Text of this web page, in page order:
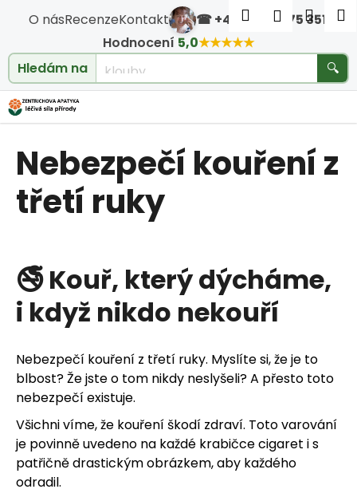
O násRecenzeKontakt ☎ +420 604 475 351
Hodnocení 5,0★★★★★
Hledám na
cholesterol 🔍
Hledat
Nebezpečí kouření z
třetí ruky
🚭 Kouř, který dýcháme,
i když nikdo nekouří
Nebezpečí kouření z třetí ruky. Myslíte si, že je to
blbost? Že jste o tom nikdy neslyšeli? A přesto toto
nebezpečí existuje.
Všichni víme, že kouření škodí zdraví. Toto varování
je povinně uvedeno na každé krabičce cigaret i s
patřičně drastickým obrázkem, aby každého
odradil.
Košík
C
o
p
o
ř
e
b
u
j
e
t